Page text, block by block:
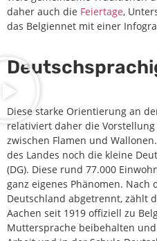
daher auch die Feiertage,
das Belgiennet mit einer
Diese starke Orientierung an
relativiert daher die
zwischen Flamen und
des Landes noch die kleine
(DG). Diese rund 77.000
ganz eigenes Phänomen. Nach
Deutschland abgetrennt, zählt
Aachen seit 1919 offiziell zu
Muttersprache beibehalten